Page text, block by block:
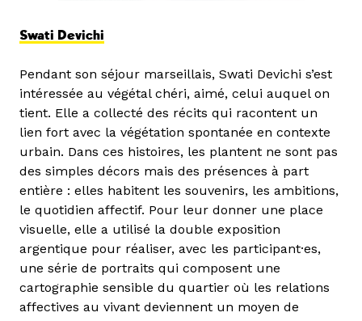
Swati Devichi
Pendant son séjour marseillais, Swati Devichi s’est
intéressée au végétal chéri, aimé, celui auquel on
tient. Elle a collecté des récits qui racontent un
lien fort avec la végétation spontanée en contexte
urbain. Dans ces histoires, les plantent ne sont pas
des simples décors mais des présences à part
entière : elles habitent les souvenirs, les ambitions,
le quotidien affectif. Pour leur donner une place
visuelle, elle a utilisé la double exposition
argentique pour réaliser, avec les participant·es,
une série de portraits qui composent une
cartographie sensible du quartier où les relations
affectives au vivant deviennent un moyen de